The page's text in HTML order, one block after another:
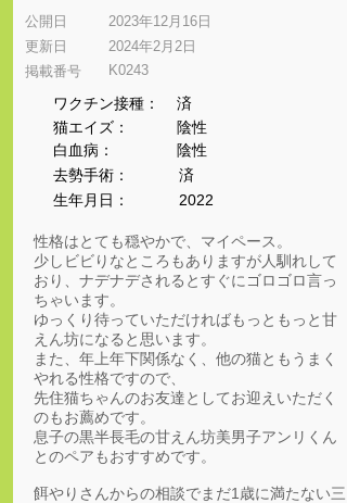
公開日
更新日
​掲載番号
2023年12月16日
2024年2月2日
K0243
ワクチン接種：
猫エイズ：
​白血病：
​去勢手術：
生年月日：
済
陰性
陰性
済
2022
性格はとても穏やかで、マイペース。
少しビビりなところもありますが人馴れして
おり、ナデナデされるとすぐにゴロゴロ言っ
ちゃいます。
ゆっくり待っていただければもっともっと甘
えん坊になると思います。
また、年上年下関係なく、他の猫ともうまく
やれる性格ですので、
先住猫ちゃんのお友達としてお迎えいただく
のもお薦めです。
息子の黒半長毛の甘えん坊美男子アンリくん
とのペアもおすすめです。
餌やりさんからの相談でまだ1歳に満たない三